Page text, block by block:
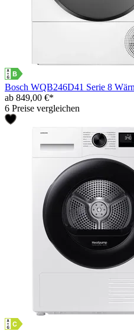
Bosch WQB246D41 Serie 8
ab 849,00 €*
6 Preise vergleichen